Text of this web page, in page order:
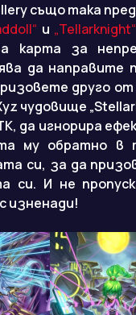
също така
и „Tellarknight“
карта за
да направите
друго
чудовище
да игнорира
му обратно в
си, за да
си. И не
изненади!